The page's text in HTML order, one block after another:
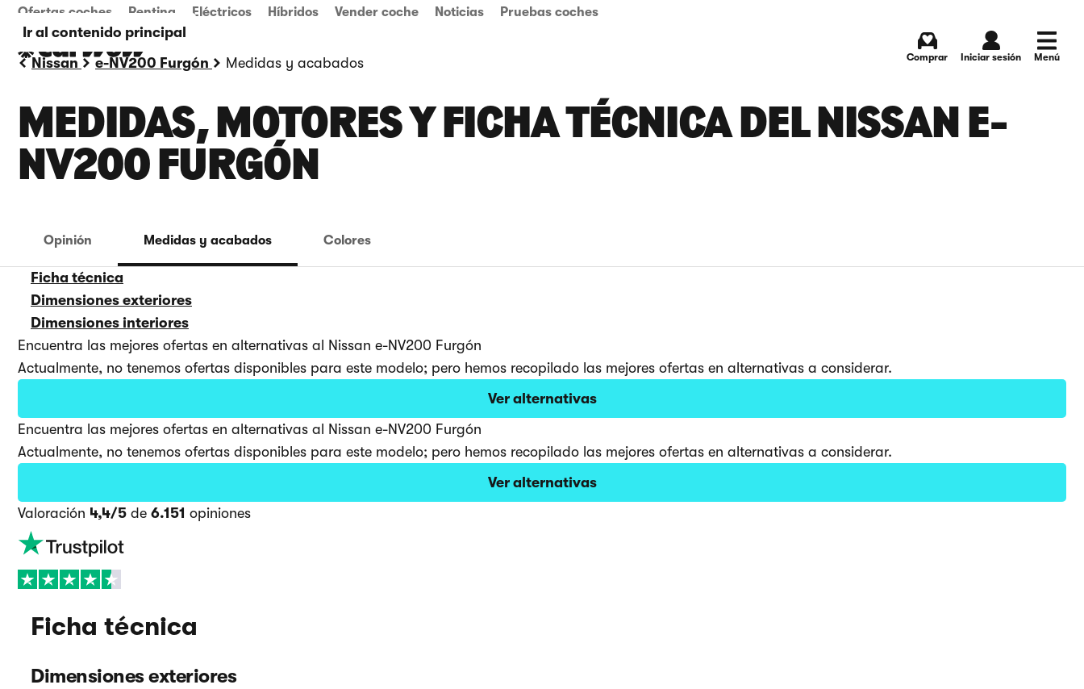
Ir al contenido principal
Ofertas coches Renting Eléctricos Híbridos Vender coche Noticias Pruebas coches
Comprar Iniciar sesión Menú
Nissan e-NV200 Furgón Medidas y acabados
MEDIDAS, MOTORES Y FICHA TÉCNICA DEL NISSAN E-
NV200 FURGÓN
Opinión Medidas y acabados Colores
Ficha técnica
Dimensiones exteriores
Dimensiones interiores
Encuentra las mejores ofertas en alternativas al Nissan e-NV200 Furgón
Actualmente, no tenemos ofertas disponibles para este modelo; pero hemos recopilado las mejores ofertas en alternativas a considerar.
Ver alternativas
Encuentra las mejores ofertas en alternativas al Nissan e-NV200 Furgón
Actualmente, no tenemos ofertas disponibles para este modelo; pero hemos recopilado las mejores ofertas en alternativas a considerar.
Ver alternativas
Valoración 4,4/5 de 6.151 opiniones
Ficha técnica
Dimensiones exteriores